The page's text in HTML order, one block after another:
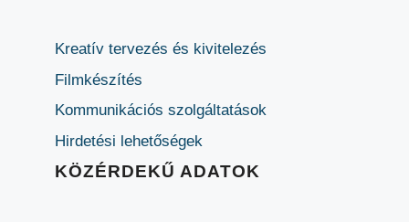
Kreatív tervezés és kivitelezés
Filmkészítés
Kommunikációs szolgáltatások
Hirdetési lehetőségek
KÖZÉRDEKŰ ADATOK